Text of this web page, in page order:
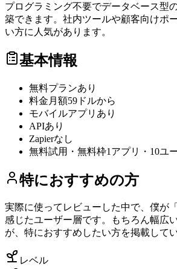
プログラミング不要でデータベース型
築できます。社内ツールや顧客向けポ
い方に人気があります。
基本情報
無料プランあり
料金 月額59ドルから
モバイルアプリ あり
APIあり
Zapierなし
無料試用・無料枠1アプリ・10ユ
特におすすめの方
実際に使ってレビューした中で、僕が
感じたユーザー層です。もちろん幅広
が、特におすすめしたい方を掲載してい
レベル